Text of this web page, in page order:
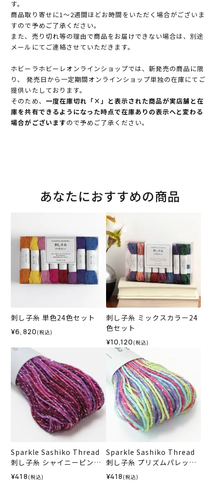
す。
商品取り寄せに1～2週間ほどお時間をいただく場合がございま
すので予めご了承ください。
また、売り切れ等の理由で商品をお届けできない場合は、別途
メールにてご連絡させていただきます。
ホビーラホビーレオンラインショップでは、新発売の商品に限
り、 発売日から一定期間オンラインショップ単独の在庫にてご
提供いたしております。
そのため、 一度在庫切れ「×」と表示された商品が実店舗と在
庫を共有できるようになった時点で在庫ありの表示へと変わる
場合がございますので予めご了承ください。
あなたにおすすめの商品
刺し子糸 単色24色セット
¥6,820 (税込)
刺し子糸 ミックスカラー24
色セット
¥10,120 (税込)
Sparkle Sashiko Thread
刺し子糸 シャイニーピンク
＜504＞
¥418 (税込)
Sparkle Sashiko Thread
刺し子糸 プリズムパレット
＜551＞
¥418 (税込)